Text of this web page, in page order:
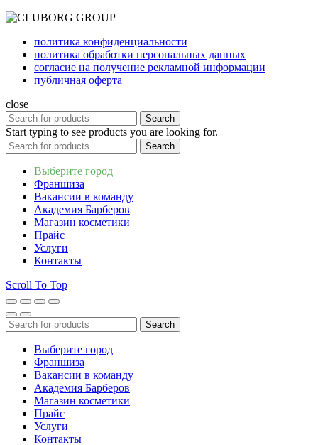
политика конфиденциальности
политика обработки персональных данных
согласие на получение рекламной информации
публичная оферта
close
Search
Start typing to see products you are looking for.
Search
Выберите город
Франшиза
Вакансии в команду
Академия Барберов
Магазин косметики
Прайс
Услуги
Контакты
Scroll To Top
Search
Выберите город
Франшиза
Вакансии в команду
Академия Барберов
Магазин косметики
Прайс
Услуги
Контакты